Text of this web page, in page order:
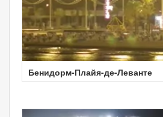
Бенидорм-Плайя-де-Леванте